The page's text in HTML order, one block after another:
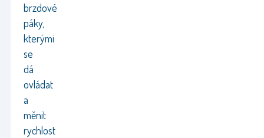
brzdové
páky,
kterými
se
dá
ovládat
a
měnit
rychlost